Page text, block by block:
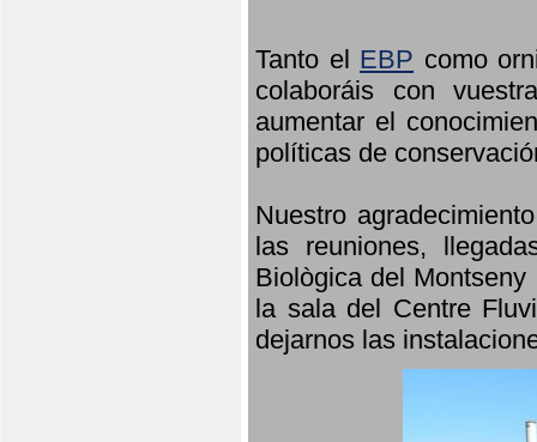
Tanto el EBP como
colaboráis con
aumentar el
políticas de
Nuestro
las reuniones,
Biològica del
la sala del Centre
dejarnos las